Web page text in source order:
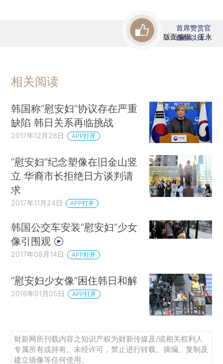
版面编辑：王永
首席赞赏官
虚位以待
相关阅读
韩国称“慰安妇”协议存在严重
缺陷 韩日关系再临挑战
2017年12月28日 APP打开
“慰安妇”纪念塑像在旧金山竖
立 华裔市长拒绝日方谈判请
求
2017年11月24日 APP打开
韩国公交车安装“慰安妇”少女
像引围观
2017年08月14日 APP打开
“慰安妇少女像”困住韩日和解
2016年01月05日 APP打开
财新网所刊载内容之知识产权为财新传媒及/或相关权利人
专属所有或持有。未经许可，禁止进行转载、摘编、复制及
建立镜像等任何使用。